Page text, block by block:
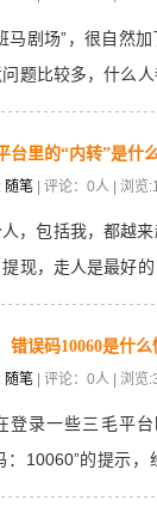
马剧场”，很自然
题比较多，什么
妈，今天一开口
台里的“内转”是什
随笔 | 评论：0人 | 浏览
，包括我，都越
现，走人是最好
烦了。这是人之常
错误码10060是什么
随笔 | 评论：0人 | 浏览
登录一些三毛平
：10060”的提示，
出手了，针对羊毛